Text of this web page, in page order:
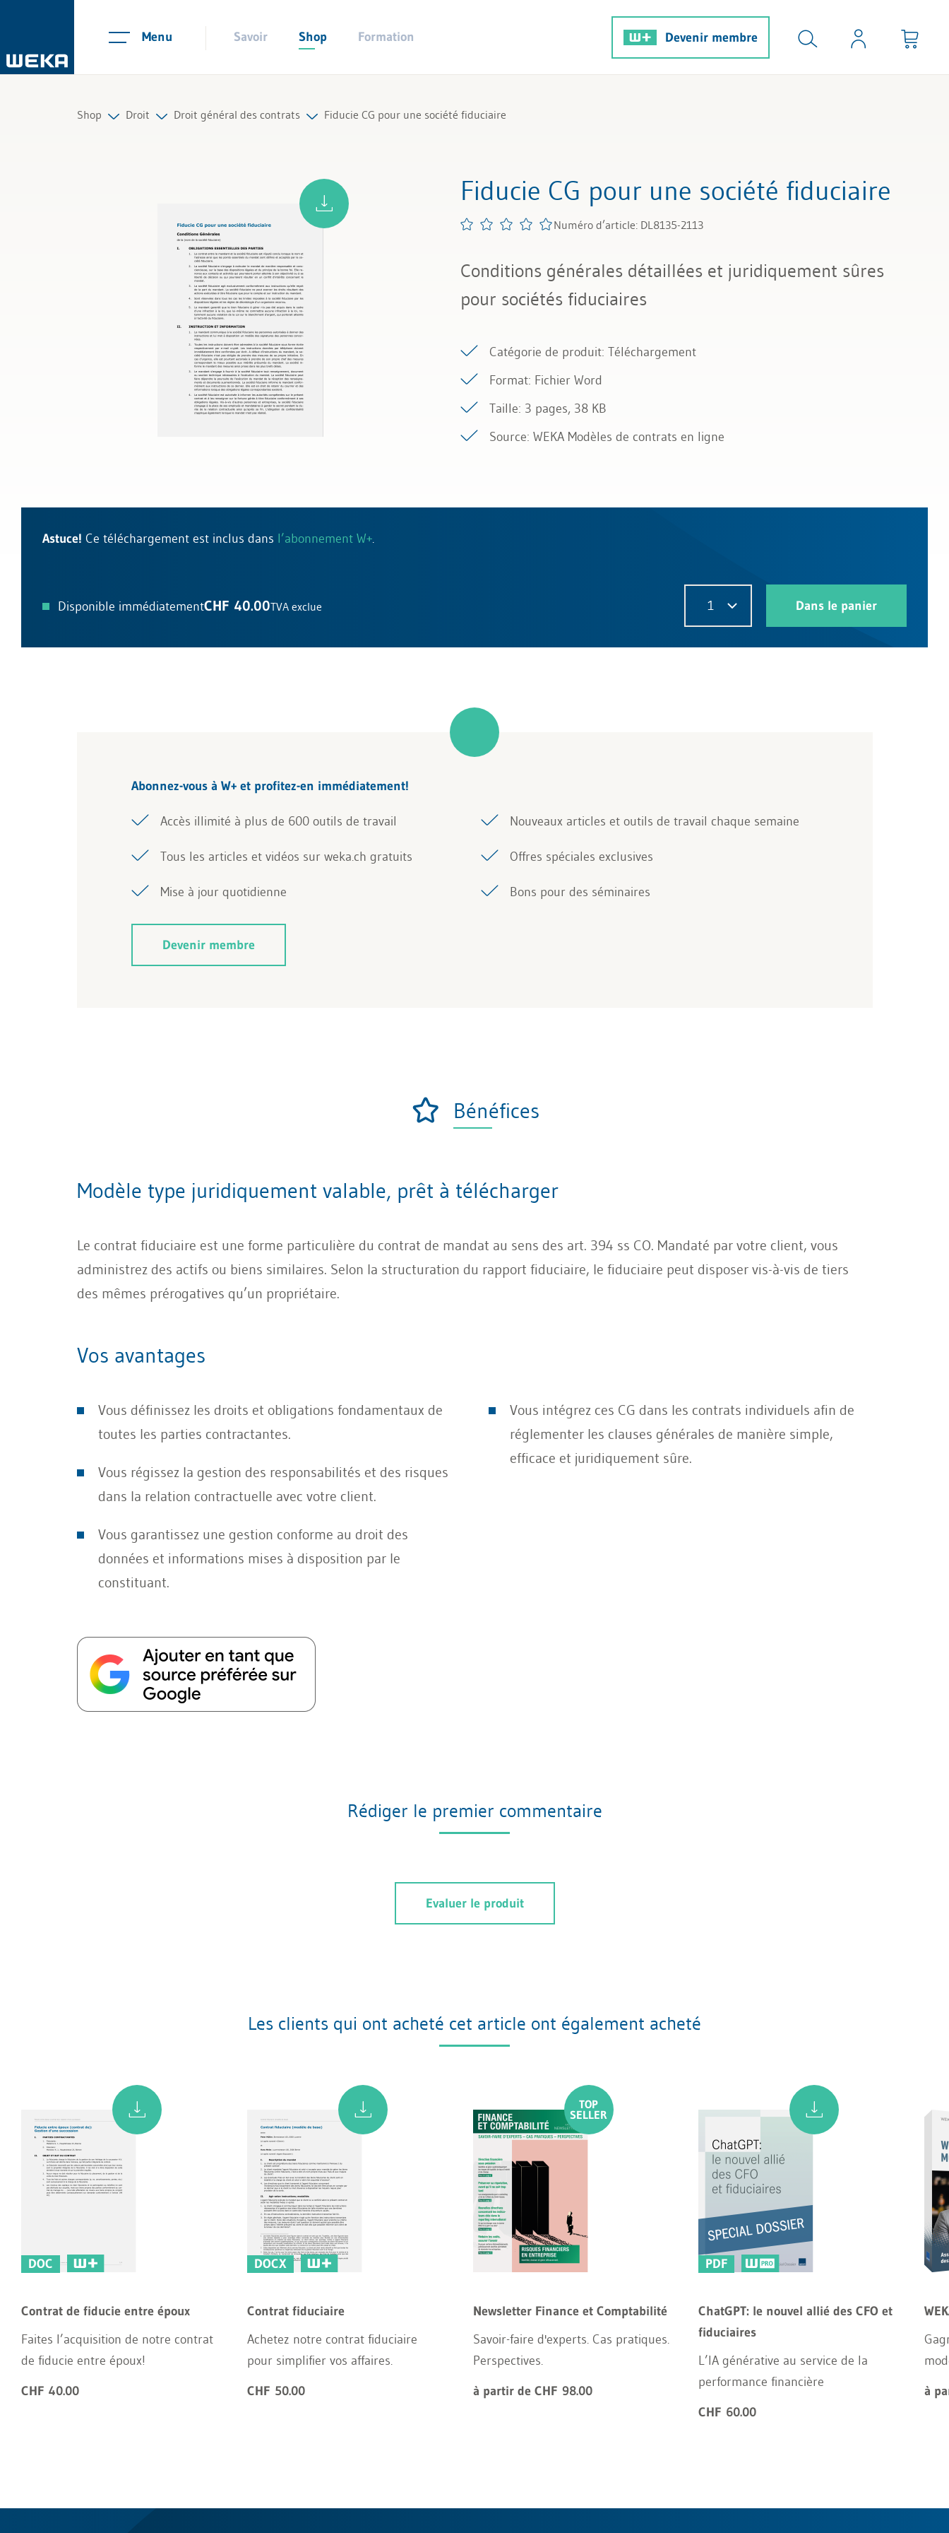
Menu Savoir Shop Formation Devenir membre
Shop
Compétences personnelles
Droit
Droit des sociétés
Mariage, divorce et succession
Bail et loyer
Droit général des contrats
Protection des données et droit informatique
Droit général des contrats Fiducie CG pour une société fiduciaire
Fiducie CG pour une société fiduciaire
Numéro d’article: DL8135-2113
Conditions générales détaillées et juridiquement sûres
pour sociétés fiduciaires
Catégorie de produit: Téléchargement
Format: Fichier Word
Taille: 3 pages, 38 KB
Source: WEKA Modèles de contrats en ligne
Astuce! Ce téléchargement est inclus dans l’abonnement W+.
Disponible immédiatementCHF 40.00TVA exclue 1 Dans le panier
Abonnez-vous à W+ et profitez-en immédiatement!
Accès illimité à plus de 600 outils de travail
Tous les articles et vidéos sur weka.ch gratuits
Mise à jour quotidienne
Nouveaux articles et outils de travail chaque semaine
Offres spéciales exclusives
Bons pour des séminaires
Devenir membre
Bénéfices
Modèle type juridiquement valable, prêt à télécharger
Le contrat fiduciaire est une forme particulière du contrat de mandat au sens des art. 394 ss CO. Mandaté par votre client, vous
administrez des actifs ou biens similaires. Selon la structuration du rapport fiduciaire, le fiduciaire peut disposer vis-à-vis de tiers
des mêmes prérogatives qu’un propriétaire.
Vos avantages
Vous définissez les droits et obligations fondamentaux de
toutes les parties contractantes.
Vous régissez la gestion des responsabilités et des risques
dans la relation contractuelle avec votre client.
Vous garantissez une gestion conforme au droit des
données et informations mises à disposition par le
constituant.
Vous intégrez ces CG dans les contrats individuels afin de
réglementer les clauses générales de manière simple,
efficace et juridiquement sûre.
Rédiger le premier commentaire
Evaluer le produit
Les clients qui ont acheté cet article ont également acheté
DOC
Contrat de fiducie entre époux
Faites l’acquisition de notre contrat
de fiducie entre époux!
CHF 40.00
DOCX
Contrat fiduciaire
Achetez notre contrat fiduciaire
pour simplifier vos affaires.
CHF 50.00
Newsletter Finance et Comptabilité
Savoir-faire d'experts. Cas pratiques.
Perspectives.
à partir de CHF 98.00
PDF
ChatGPT: le nouvel allié des CFO et
fiduciaires
L’IA générative au service de la
performance financière
CHF 60.00
à